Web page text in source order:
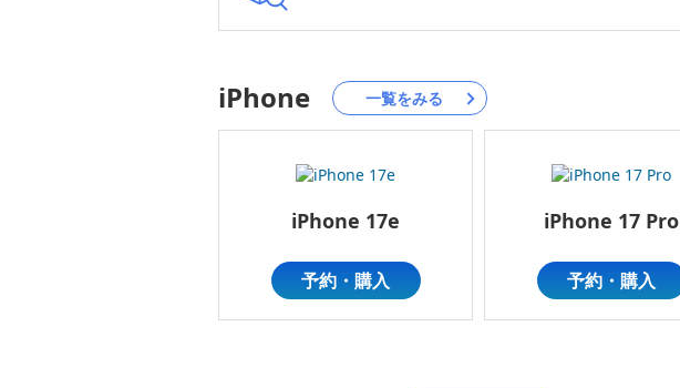
iPhone 一覧をみる
iPhone 17e
予約・購入
iPhone 17 Pro
予約・購入